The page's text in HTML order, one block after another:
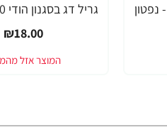
₪18.00